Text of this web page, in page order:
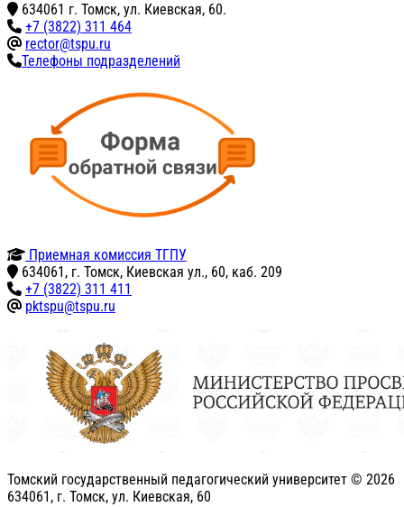
634061 г. Томск, ул. Киевская, 60.
+7 (3822) 311 464
rector@tspu.ru
Телефоны подразделений
Приемная комиссия ТГПУ
634061, г. Томск, Киевская ул., 60, каб. 209
+7 (3822) 311 411
pktspu@tspu.ru
Томский государственный педагогический университет © 2026
634061, г. Томск, ул. Киевская, 60